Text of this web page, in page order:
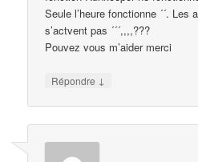
Seule l’heure fonctionne ´´. Les
s’actvent pas ´´´,,,,???
Pouvez vous m’aider merci
Répondre ↓